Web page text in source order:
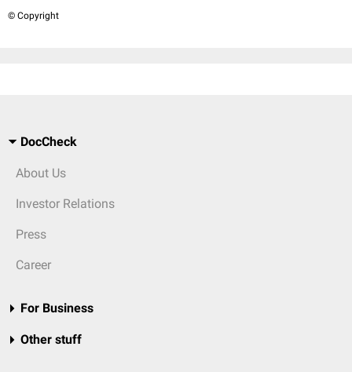
© Copyright
DocCheck
About Us
Investor Relations
Press
Career
For Business
Other stuff